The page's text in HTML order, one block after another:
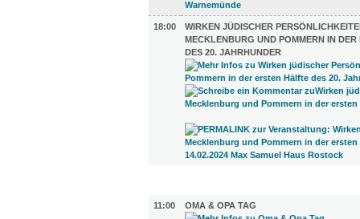
18:00
WIRKEN JÜDISCHER
MECKLENBURG UND POMMERN IN
DES 20. JAHRHUNDER
11:00
OMA & OPA TAG